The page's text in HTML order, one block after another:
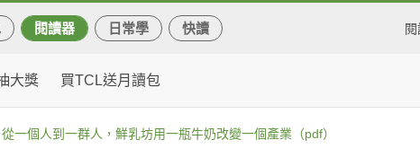
閱讀器 日常學 快讀
大獎 買TCL送月讀包
一個人到一群人，鮮乳坊用一瓶牛奶改變一個產業（pdf）